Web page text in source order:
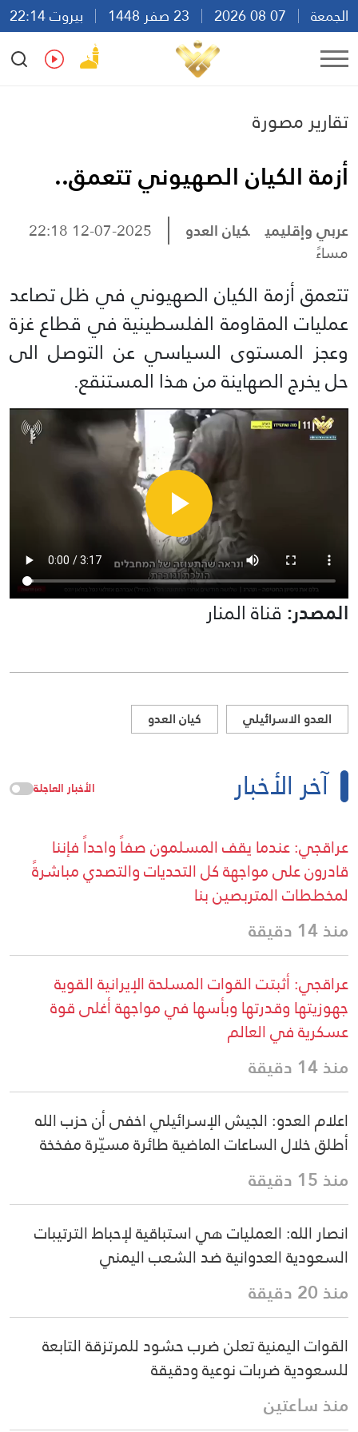
الجمعة
بيروت 22:14
Ar
En Fr Es
تقارير مصورة
أزمة الكيان الصهيوني تتعمق..
عربي وإقليمي كيان العدو
12-07-2025 22:18
مساءً
تتعمق أزمة الكيان الصهيوني في ظل تصاعد
عمليات المقاومة الفلسطينية في قطاع غزة
وعجز المستوى السياسي عن التوصل الى
حل يخرج الصهاينة من هذا المستنقع.
المصدر: قناة المنار
العدو الاسرائيلي كيان العدو
آخر الأخبار الأخبار العاجلة
عراقجي: عندما يقف المسلمون صفاً واحداً فإننا
قادرون على مواجهة كل التحديات والتصدي مباشرةً
لمخططات المتربصين بنا
منذ 14 دقيقة
عراقجي: أثبتت القوات المسلحة الإيرانية القوية
جهوزيتها وقدرتها وبأسها في مواجهة أغلى قوة
عسكرية في العالم
منذ 14 دقيقة
اعلام العدو: الجيش الإسرائيلي اخفى أن حزب الله
أطلق خلال الساعات الماضية طائرة مسيّرة مفخخة
منذ 15 دقيقة
انصار الله: العمليات هي استباقية لإحباط الترتيبات
السعودية العدوانية ضد الشعب اليمني
منذ 20 دقيقة
القوات اليمنية تعلن ضرب حشود للمرتزقة التابعة
للسعودية ضربات نوعية ودقيقة
منذ ساعتين